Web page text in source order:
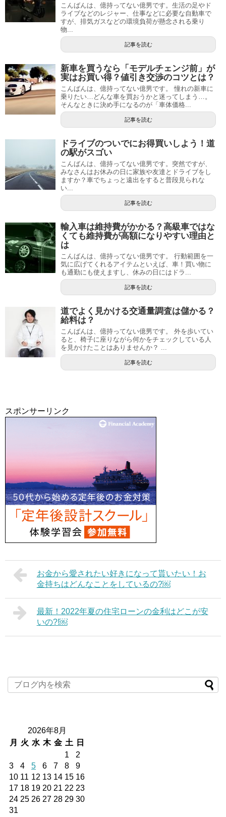
こんばんは、億持ってない億男です。生活の足やド
ライブなどのレジャー、仕事などに必要な自動車で
すが、排気ガスなどの環境負荷が懸念される乗り
物...
記事を読む
新車を買うなら「モデルチェンジ前」が
実はお買い得？値引き交渉のコツとは？
こんばんは、億持ってない億男です。 憧れの新車に
乗りたい…どんな車を買おうかと迷ってしまう…。
そんなときに決め手になるのが「車体価格...
記事を読む
ドライブのついでにお得買いしよう！道
の駅がスゴい
こんばんは、億持ってない億男です。突然ですが、
みなさんはお休みの日に家族や友達とドライブをし
ますか？車でちょっと遠出をすると普段見られな
い...
記事を読む
輸入車は維持費がかかる？高級車ではな
くても維持費が高額になりやすい理由と
は
こんばんは、億持ってない億男です。 行動範囲を一
気に広げてくれるアイテムといえば、車！買い物に
も通勤にも使えますし、休みの日にはドラ...
記事を読む
道でよく見かける交通量調査は儲かる？
給料は？
こんばんは、億持ってない億男です。 外を歩いてい
ると、椅子に座りながら何かをチェックしている人
を見かけたことはありませんか？ ...
記事を読む
スポンサーリンク
お金から愛されたい好きになって貰いたい！お
金持ちはどんなことをしているの?￼
最新！2022年夏の住宅ローンの金利はどこが安
いの?!￼
2026年8月
月
火 水 木 金 土
日
1
2
3
4 5 6 7 8
9
10 11 12 13 14 15 16
17 18 19 20 21 22 23
24 25 26 27 28 29 30
31